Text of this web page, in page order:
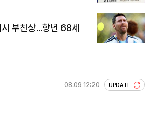
부친상…향년 68세
08.09 12:20 UPDATE